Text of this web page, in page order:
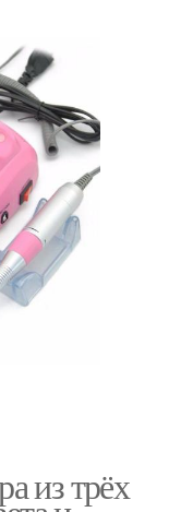
из трёх